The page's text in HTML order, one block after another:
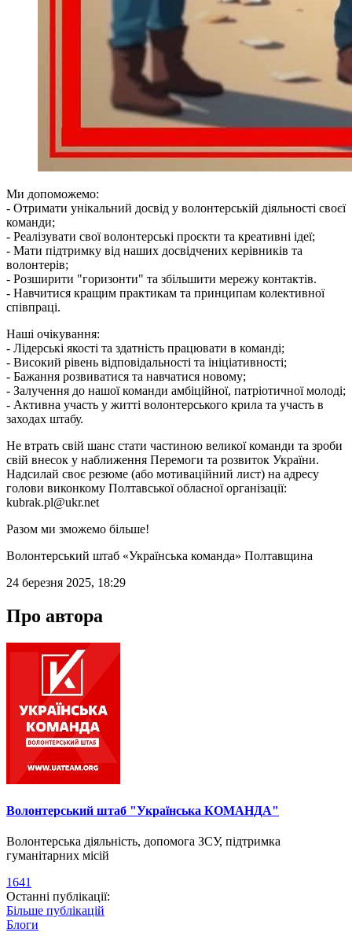
Ми допоможемо:
- Отримати унікальний досвід у волонтерській діяльності своєї
команди;
- Реалізувати свої волонтерські проєкти та креативні ідеї;
- Мати підтримку від наших досвідчених керівників та
волонтерів;
- Розширити "горизонти" та збільшити мережу контактів.
- Навчитися кращим практикам та принципам колективної
співпраці.
Наші очікування:
- Лідерські якості та здатність працювати в команді;
- Високий рівень відповідальності та ініціативності;
- Бажання розвиватися та навчатися новому;
- Залучення до нашої команди амбіційної, патріотичної молоді;
- Активна участь у житті волонтерського крила та участь в
заходах штабу.
Не втрать свій шанс стати частиною великої команди та зроби
свій внесок у наближення Перемоги та розвиток України.
Надсилай своє резюме (або мотиваційний лист) на адресу
голови виконкому Полтавської обласної організації:
kubrak.pl@ukr.net
Разом ми зможемо більше!
Волонтерський штаб «Українська команда» Полтавщина
24 березня 2025, 18:29
Про автора
Волонтерський штаб "Українська КОМАНДА"
Волонтерська діяльність, допомога ЗСУ, підтримка
гуманітарних місій
1641
Останні публікації:
Більше публікацій
Блоги